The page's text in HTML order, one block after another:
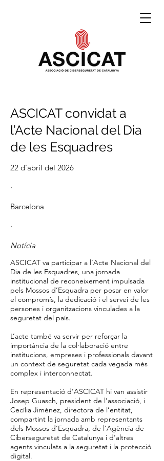
ASCICAT convidat a
l’Acte Nacional del Dia
de les Esquadres
22 d’abril del 2026
·
Barcelona
·
Notícia
ASCICAT va participar a l’Acte Nacional del
Dia de les Esquadres, una jornada
institucional de reconeixement impulsada
pels Mossos d’Esquadra per posar en valor
el compromís, la dedicació i el servei de les
persones i organitzacions vinculades a la
seguretat del país.
L’acte també va servir per reforçar la
importància de la col·laboració entre
institucions, empreses i professionals davant
un context de seguretat cada vegada més
complex i interconnectat.
En representació d’ASCICAT hi van assistir
Josep Guasch, president de l’associació, i
Cecília Jiménez, directora de l’entitat,
compartint la jornada amb representants
dels Mossos d’Esquadra, de l’Agència de
Ciberseguretat de Catalunya i d’altres
agents vinculats a la seguretat i la protecció
digital.